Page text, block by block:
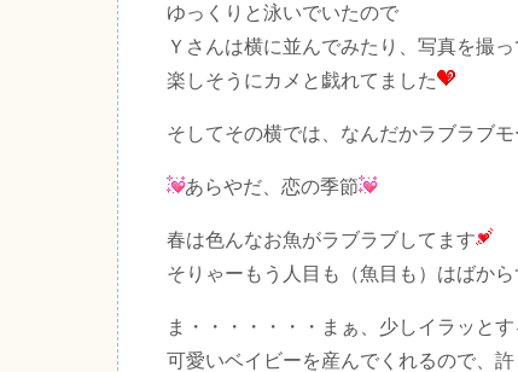
ゆっくりと泳いでいたので
Ｙさんは横に並んでみたり、写真を撮
楽しそうにカメと戯れてました
そしてその横では、なんだかラブラブ
あらやだ、恋の季節
春は色んなお魚がラブラブしてます
そりゃーもう人目も（魚目も）はばから
ま・・・・・・・まぁ、少しイラッと
可愛いベイビーを産んでくれるので、許